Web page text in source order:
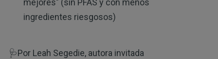
mejores" (sin PFAS y con menos
ingredientes riesgosos)
🩺Por Leah Segedie, autora invitada